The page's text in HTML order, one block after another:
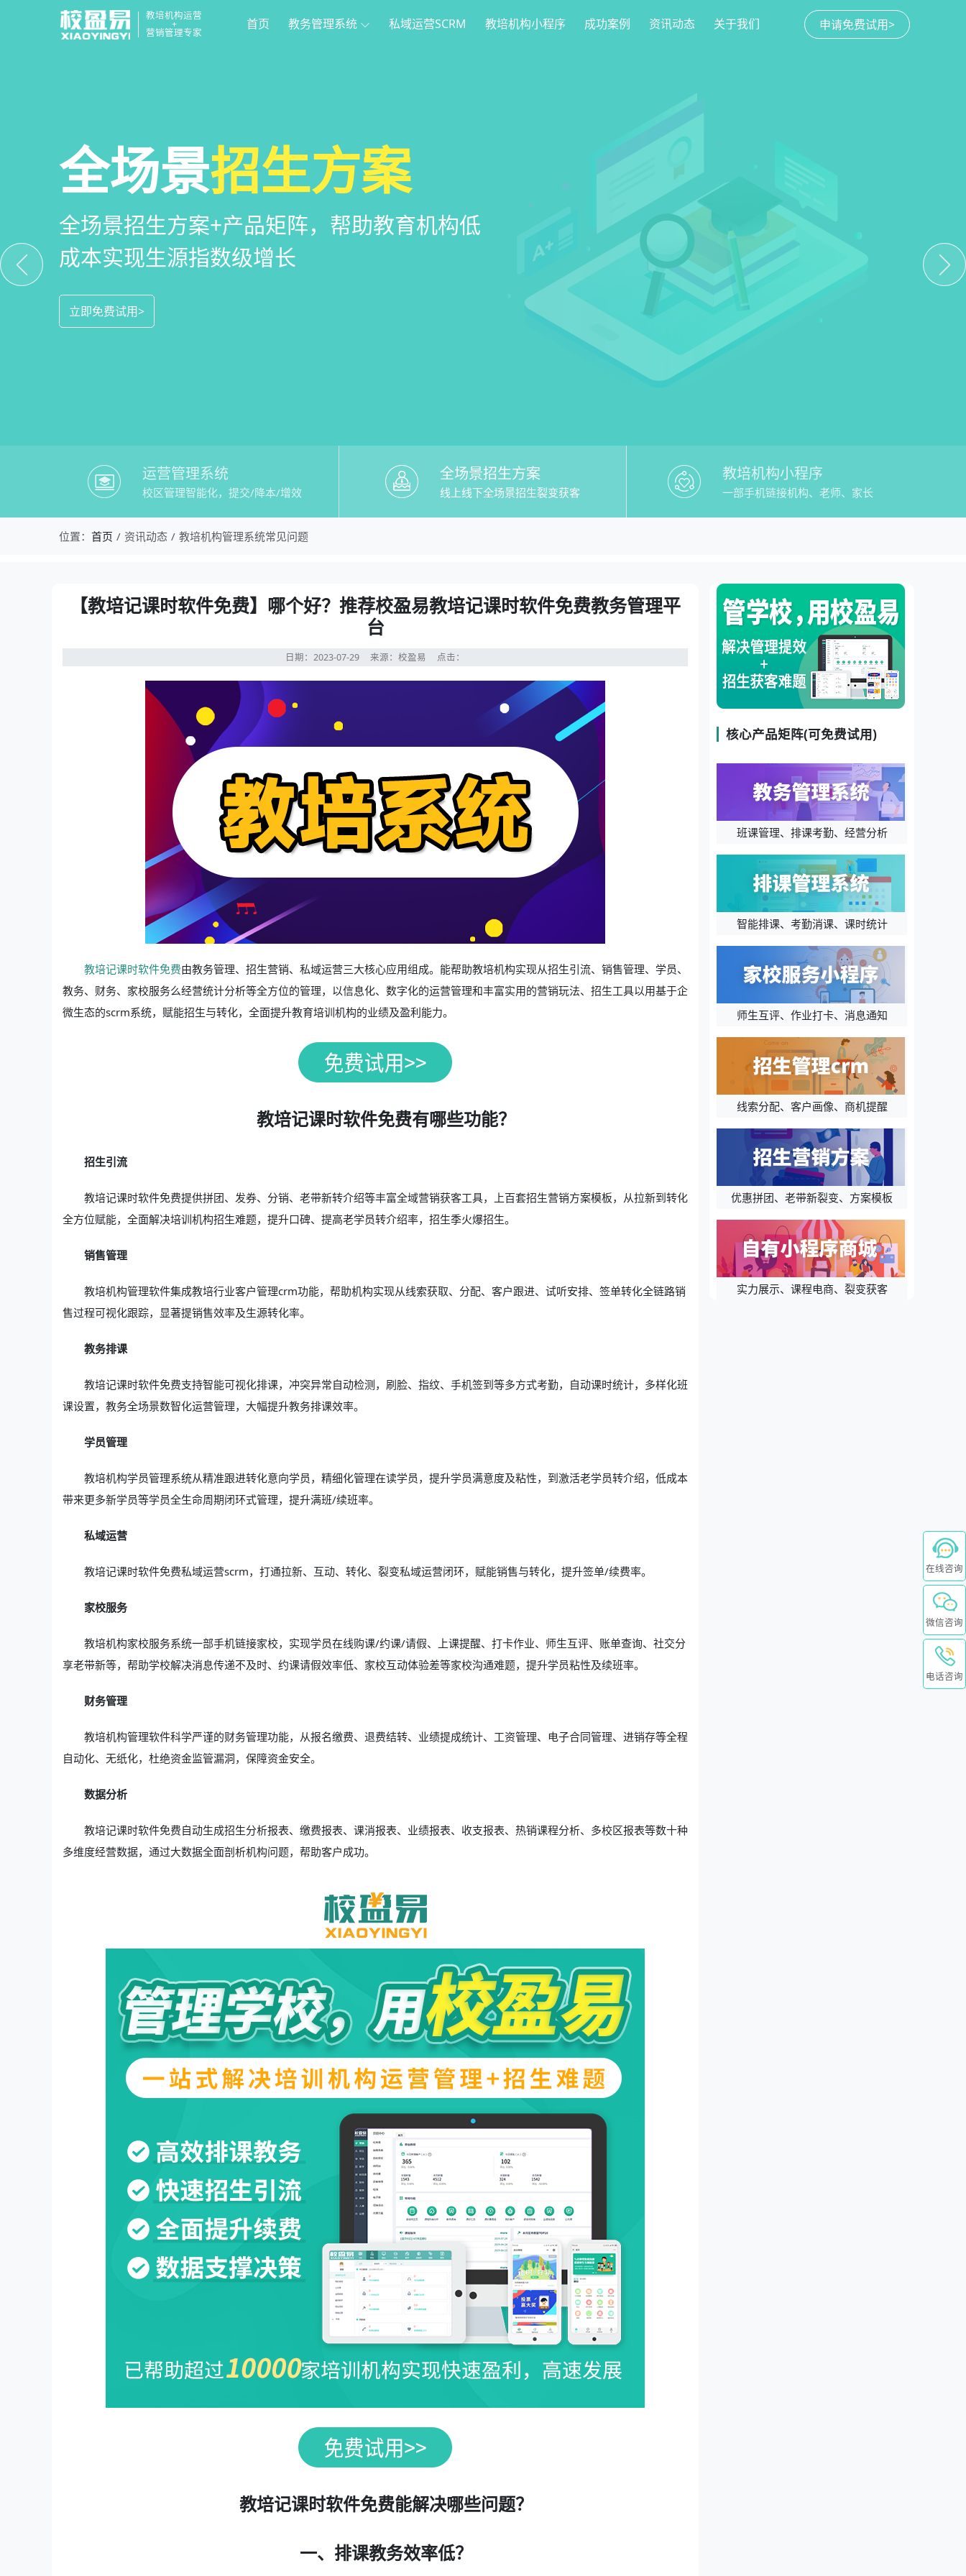
教培机构运营
+
营销管理专家
申请免费试用>
首页 教务管理系统 私域运营SCRM 教培机构小程序 成功案例 资讯动态 关于我们
校区运营管理系统
教培机构数字化全场景运营管理系统，全方
位解决学校经营管理难题
立即免费试用>
全场景招生方案
全场景招生方案+产品矩阵，帮助教育机构低
成本实现生源指数级增长
立即免费试用>
教培机构小程序
一部手机链接机构、学员、家长，管理更便
捷，互动零距离，体验更满意
立即免费试用>
运营管理系统
校区管理智能化，提交/降本/增效
全场景招生方案
线上线下全场景招生裂变获客
教培机构小程序
一部手机链接机构、老师、家长
校盈易-教培机构管理系统常见问题-【教培记课时软件免费】哪个好？推荐校盈易教培记课时软件免费教务管理平台
位置： 首页 资讯动态 教培机构管理系统常见问题
资讯详情：【教培记课时软件免费】哪个好？推荐校盈易教培记课时软件免费教务管理平台
【教培记课时软件免费】哪个好？推荐校盈易教培记课时软件免费教务管理平
台
日期：2023-07-29 来源：校盈易 点击：
教培记课时软件免费由教务管理、招生营销、私域运营三大核心应用组成。能帮助教培机构实现从招生引流、销售管理、学员、
教务、财务、家校服务么经营统计分析等全方位的管理，以信息化、数字化的运营管理和丰富实用的营销玩法、招生工具以用基于企
微生态的scrm系统，赋能招生与转化，全面提升教育培训机构的业绩及盈利能力。
教培记课时软件免费有哪些功能？
招生引流
教培记课时软件免费提供拼团、发券、分销、老带新转介绍等丰富全域营销获客工具，上百套招生营销方案模板，从拉新到转化
全方位赋能，全面解决培训机构招生难题，提升口碑、提高老学员转介绍率，招生季火爆招生。
销售管理
教培机构管理软件集成教培行业客户管理crm功能，帮助机构实现从线索获取、分配、客户跟进、试听安排、签单转化全链路销
售过程可视化跟踪，显著提销售效率及生源转化率。
教务排课
教培记课时软件免费支持智能可视化排课，冲突异常自动检测，刷脸、指纹、手机签到等多方式考勤，自动课时统计，多样化班
课设置，教务全场景数智化运营管理，大幅提升教务排课效率。
学员管理
教培机构学员管理系统从精准跟进转化意向学员，精细化管理在读学员，提升学员满意度及粘性，到激活老学员转介绍，低成本
带来更多新学员等学员全生命周期闭环式管理，提升满班/续班率。
私域运营
教培记课时软件免费私域运营scrm，打通拉新、互动、转化、裂变私域运营闭环，赋能销售与转化，提升签单/续费率。
家校服务
教培机构家校服务系统一部手机链接家校，实现学员在线购课/约课/请假、上课提醒、打卡作业、师生互评、账单查询、社交分
享老带新等，帮助学校解决消息传递不及时、约课请假效率低、家校互动体验差等家校沟通难题，提升学员粘性及续班率。
财务管理
教培机构管理软件科学严谨的财务管理功能，从报名缴费、退费结转、业绩提成统计、工资管理、电子合同管理、进销存等全程
自动化、无纸化，杜绝资金监管漏洞，保障资金安全。
数据分析
教培记课时软件免费自动生成招生分析报表、缴费报表、课消报表、业绩报表、收支报表、热销课程分析、多校区报表等数十种
多维度经营数据，通过大数据全面剖析机构问题，帮助客户成功。
教培记课时软件免费能解决哪些问题？
一、排课教务效率低？
核心产品矩阵(可免费试用)
班课管理、排课考勤、经营分析
智能排课、考勤消课、课时统计
师生互评、作业打卡、消息通知
线索分配、客户画像、商机提醒
优惠拼团、老带新裂变、方案模板
实力展示、课程电商、裂变获客
在线咨询
微信咨询
电话咨询